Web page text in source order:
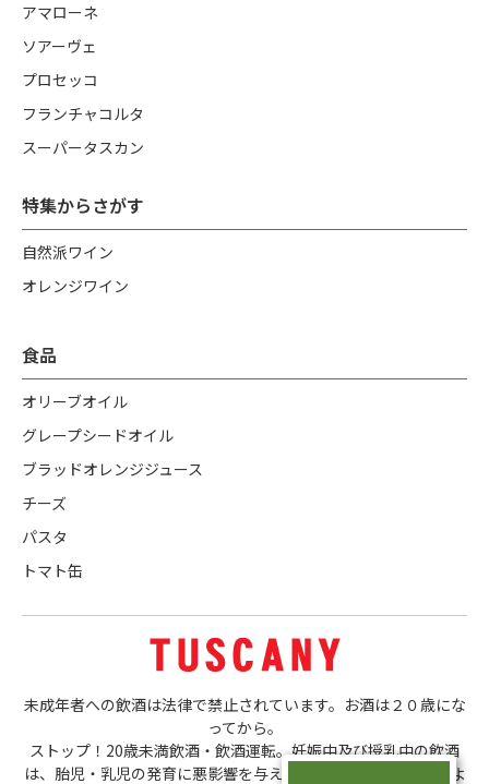
アマローネ
ソアーヴェ
プロセッコ
フランチャコルタ
スーパータスカン
特集からさがす
自然派ワイン
オレンジワイン
食品
オリーブオイル
グレープシードオイル
ブラッドオレンジジュース
チーズ
パスタ
トマト缶
未成年者への飲酒は法律で禁止されています。お酒は２０歳にな
ってから。
ストップ！20歳未満飲酒・飲酒運転。妊娠中及び授乳中の飲酒
は、胎児・乳児の発育に悪影響を与える恐れがあります。ほどよ